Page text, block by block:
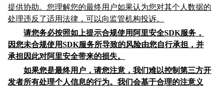
提供协助。您理解您的最终用户如果认为您对其个人数据的
处理违反了适用法律，可以向监管机构投诉。
请您务必按照如上提示合规使用阿里安全SDK服务，
因您未合规使用SDK服务所导致的风险由您自行承担，并
承担因此对阿里安全带来的损失。
如果您是最终用户，请您注意，我们难以控制第三方开
发者所有处理个人信息的行为。我们会基于合理的注意义